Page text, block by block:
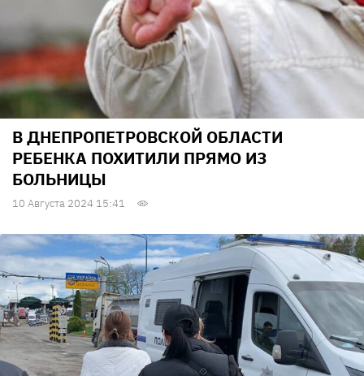
В ДНЕПРОПЕТРОВСКОЙ ОБЛАСТИ
РЕБЕНКА ПОХИТИЛИ ПРЯМО ИЗ
БОЛЬНИЦЫ
10 Августа 2024 15:41